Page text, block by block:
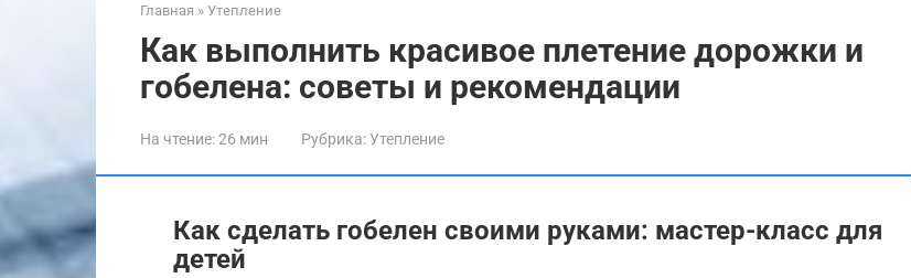
Главная » Утепление
Как выполнить красивое плетение дорожки и
гобелена: советы и рекомендации
На чтение:26 мин Рубрика:Утепление
Как сделать гобелен своими руками: мастер-класс для
детей